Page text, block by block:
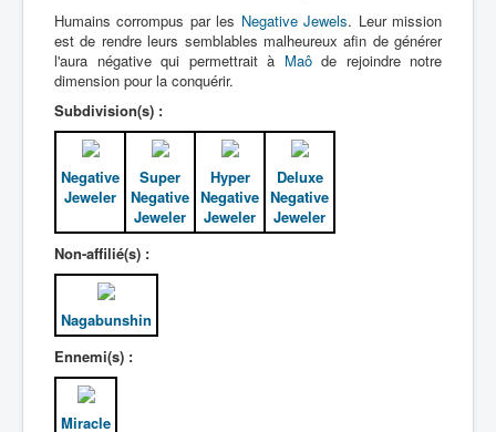
Humains corrompus par les Negative Jewels. Leur mission
est de rendre leurs semblables malheureux afin de générer
l'aura négative qui permettrait à Maôde rejoindre notre
dimension pour la conquérir.
Subdivision(s) :
Negative
Jeweler
Super
Negative
Jeweler
Hyper
Negative
Jeweler
Deluxe
Negative
Jeweler
Non-affilié(s) :
Nagabunshin
Ennemi(s) :
Miracle